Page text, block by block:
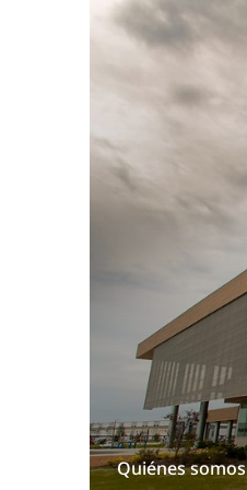
Quiénes somos